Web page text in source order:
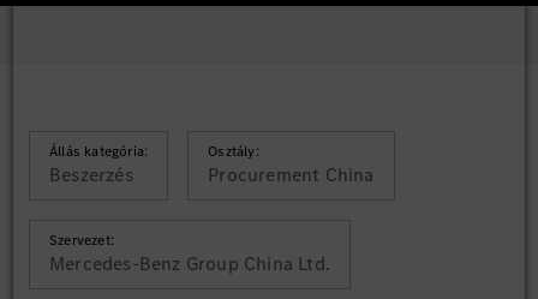
Állás kategória:
Beszerzés
Osztály:
Procurement China
Szervezet:
Mercedes-Benz Group China Ltd.